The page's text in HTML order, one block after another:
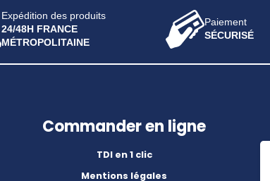
Expédition des produits
24/48H FRANCE
MÉTROPOLITAINE
Paiement
SÉCURISÉ
Commander en ligne
TDI en 1 clic
Mentions légales